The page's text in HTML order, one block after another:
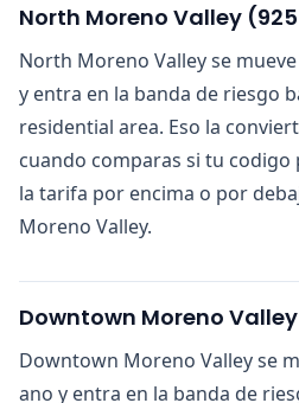
North Moreno Valley (
North Moreno Valley se
y entra en la banda de riesgo
residential area. Eso la
cuando comparas si tu
la tarifa por encima o por
Moreno Valley.
Downtown Moreno Valley
Downtown Moreno Valley se
ano y entra en la banda de